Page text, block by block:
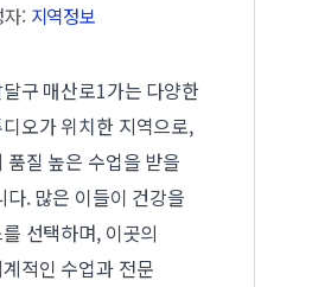
: 지역정보
구 매산로1가는 다양한
오가 위치한 지역으로,
품질 높은 수업을 받을
다. 많은 이들이 건강을
선택하며, 이곳의
적인 수업과 전문